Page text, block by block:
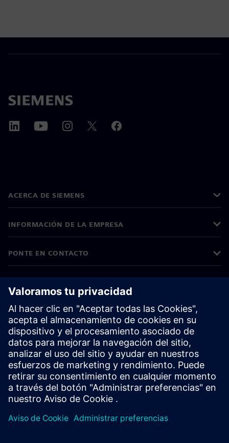
ACERCA DE SIEMENS
INFORMACIÓN DE LA EMPRESA
PONTE EN CONTACTO
©Siemens2026
Información corporativa
Aviso de privacidad
Aviso sobre cookies
Condiciones de uso